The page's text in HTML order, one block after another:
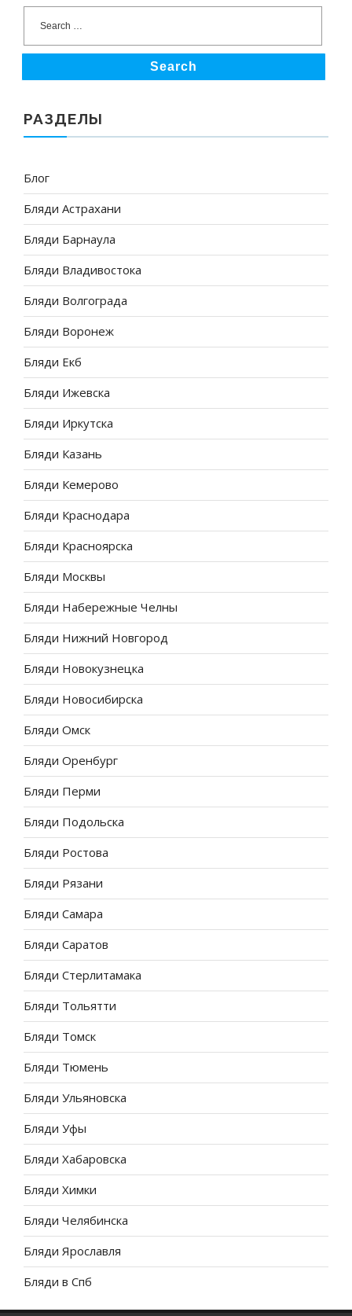
Search
РАЗДЕЛЫ
Блог
Бляди Астрахани
Бляди Барнаула
Бляди Владивостока
Бляди Волгограда
Бляди Воронеж
Бляди Екб
Бляди Ижевска
Бляди Иркутска
Бляди Казань
Бляди Кемерово
Бляди Краснодара
Бляди Красноярска
Бляди Москвы
Бляди Набережные Челны
Бляди Нижний Новгород
Бляди Новокузнецка
Бляди Новосибирска
Бляди Омск
Бляди Оренбург
Бляди Перми
Бляди Подольска
Бляди Ростова
Бляди Рязани
Бляди Самара
Бляди Саратов
Бляди Стерлитамака
Бляди Тольятти
Бляди Томск
Бляди Тюмень
Бляди Ульяновска
Бляди Уфы
Бляди Хабаровска
Бляди Химки
Бляди Челябинска
Бляди Ярославля
Бляди в Спб